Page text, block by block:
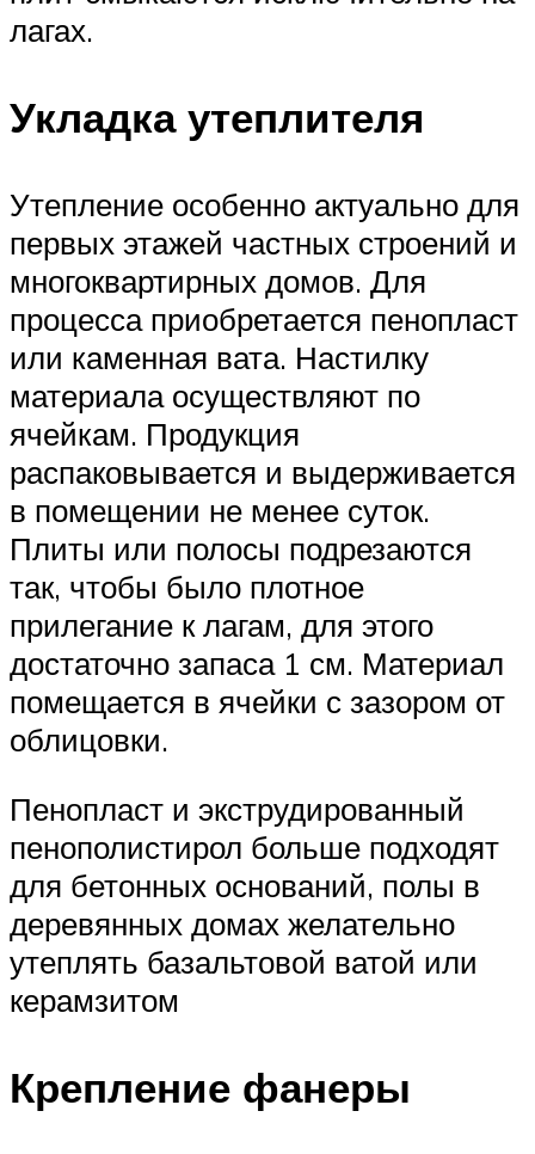
лагах.
Укладка утеплителя
Утепление особенно актуально для
первых этажей частных строений и
многоквартирных домов. Для
процесса приобретается пенопласт
или каменная вата. Настилку
материала осуществляют по
ячейкам. Продукция
распаковывается и выдерживается
в помещении не менее суток.
Плиты или полосы подрезаются
так, чтобы было плотное
прилегание к лагам, для этого
достаточно запаса 1 см. Материал
помещается в ячейки с зазором от
облицовки.
Пенопласт и экструдированный
пенополистирол больше подходят
для бетонных оснований, полы в
деревянных домах желательно
утеплять базальтовой ватой или
керамзитом
Крепление фанеры